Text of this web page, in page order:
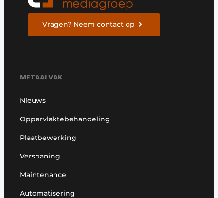
Vragen? Neem contact op
METAALVAK
Nieuws
Oppervlaktebehandeling
Plaatbewerking
Verspaning
Maintenance
Automatisering